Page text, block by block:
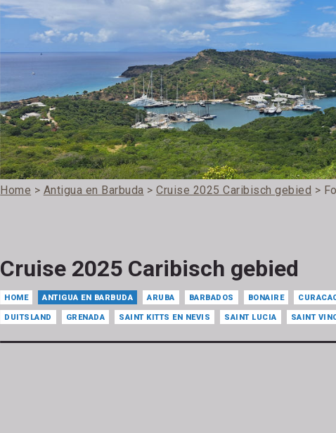
Home > Antigua en Barbuda >Cruise 2025 Caribisch gebied >
Cruise 2025 Caribisch gebied
HOME ANTIGUA EN BARBUDA ARUBA BARBADOS BONAIRE
DUITSLAND GRENADA SAINT KITTS EN NEVIS SAINT LUCIA SAINT